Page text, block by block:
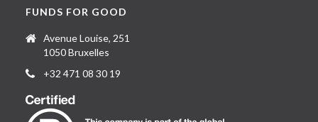
FUNDS FOR GOOD
Avenue Louise, 251
1050 Bruxelles
+32 471 08 30 19